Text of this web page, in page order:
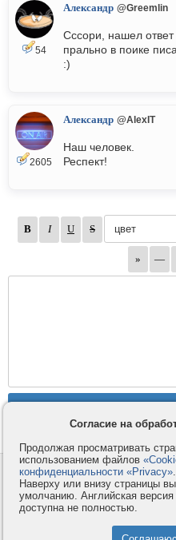
54
Александр @Greemlin
Сссори, нашел
прально в поике
:)
2605
Александр @AlexIT
Наш человек.
Респект!
Контакты
Компания
Услуги
Согласие на
Продолжая просматривать
использованием файлов
конфиденциальности «Privacy».
Наверху или внизу страницы
умолчанию. Английская
доступна не полностью.